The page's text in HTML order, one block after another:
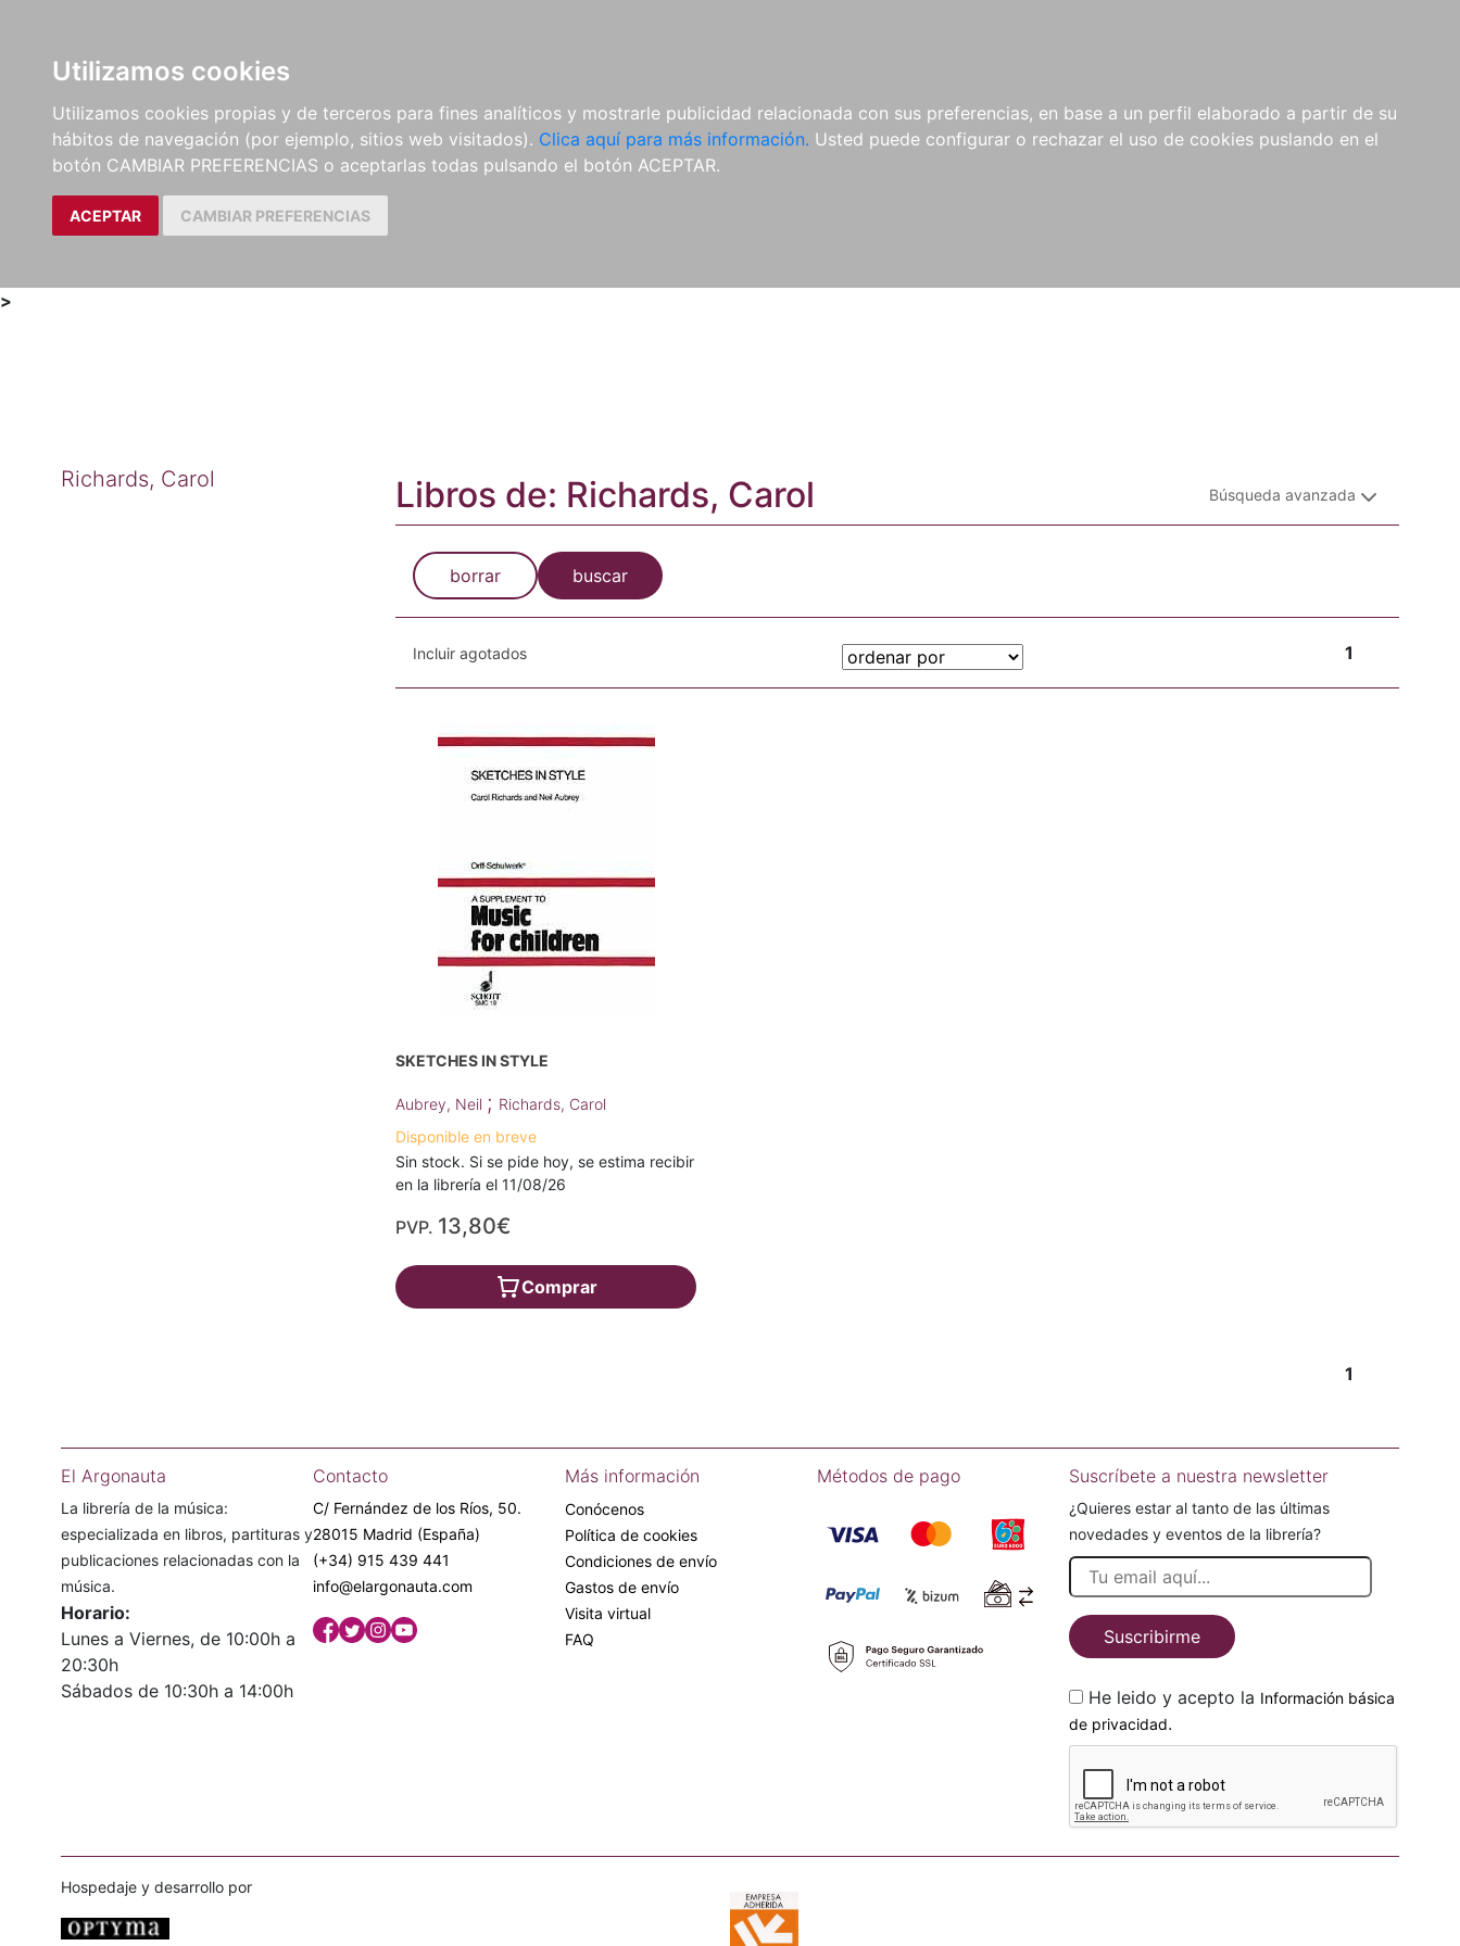
Utilizamos cookies
Utilizamos cookies propias y de terceros para fines analíticos y mostrarle publicidad relacionada con sus preferencias, en base a un perfil elaborado a partir de su
hábitos de navegación (por ejemplo, sitios web visitados). Clica aquí para más información. Usted puede configurar o rechazar el uso de cookies puslando en el
botón CAMBIAR PREFERENCIAS o aceptarlas todas pulsando el botón ACEPTAR.
ACEPTAR CAMBIAR PREFERENCIAS
LIBROS
MÉTODOS Y
EJERCICIOS
PARTITURAS Y EDICIONES
CRÍTICAS
REVISTAS
CDS Y
DVDS
MATERIAL
COMPLEMENTARIO
NOVEDADES NOTICIAS
COMPRAS
INSTITUCIONALES
>
Richards, Carol Libros de: Richards, Carol Búsqueda avanzada
borrar buscar
Incluir agotados 1
SKETCHES IN STYLE
Aubrey, Neil ; Richards, Carol
Disponible en breve
Sin stock. Si se pide hoy, se estima recibir
en la librería el 11/08/26
PVP. 13,80€
Comprar
1
El Argonauta
La librería de la música:
especializada en libros, partituras y
publicaciones relacionadas con la
música.
Horario:
Lunes a Viernes, de 10:00h a
20:30h
Sábados de 10:30h a 14:00h
Contacto
C/ Fernández de los Ríos, 50.
28015 Madrid (España)
(+34) 915 439 441
info@elargonauta.com
Más información
Conócenos
Política de cookies
Condiciones de envío
Gastos de envío
Visita virtual
FAQ
Métodos de pago Suscríbete a nuestra newsletter
¿Quieres estar al tanto de las últimas
novedades y eventos de la librería?
Suscribirme
He leido y acepto la Información básica
de privacidad.
Hospedaje y desarrollo por